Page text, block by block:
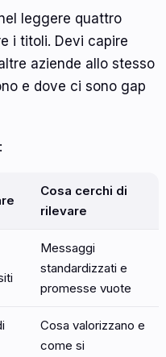
leggere quattro
i titoli. Devi capire
aziende allo stesso
e dove ci sono gap
Cosa cerchi di
rilevare
Messaggi
standardizzati e
promesse vuote
Cosa valorizzano e
come si